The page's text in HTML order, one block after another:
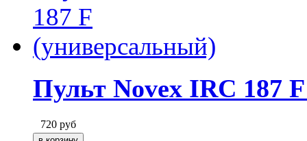
Пульт Novex IRC 187
720 руб